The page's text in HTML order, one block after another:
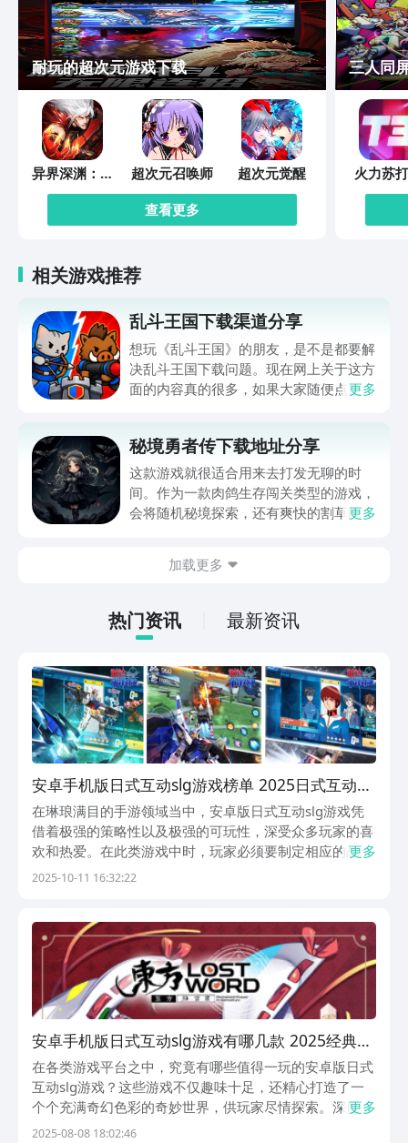
耐玩的超次元游戏下载
异界深渊：觉
醒
超次元召唤师
超次元觉醒
查看更多
三人同
火力苏
相关游戏推荐
乱斗王国下载渠道分享
想玩《乱斗王国》的朋友，是不是都要解
决乱斗王国下载问题。现在网上关于这方
面的内容真的很多，如果大家随便点击陌
app进行下载会更加方便，九游是手游福
利最多的游戏平台，在这里不仅能够看到
游戏资源，还能及时查看后续的消息、活
动内容等相关信息。
更多
秘境勇者传下载地址分享
这款游戏就很适合用来去打发无聊的时
间。作为一款肉鸽生存闯关类型的游戏，
会将随机秘境探索，还有爽快的割草闯关
接就可以下载。游戏的上手门槛还是比较
打发无聊的时间，可玩性真的比较高。
更多
加载更多
热门资讯 最新资讯
安卓手机版日式互动slg游戏榜单 2025日式互动
slg安卓版游戏手机版有哪几款
在琳琅满目的手游领域当中，安卓版日式互动slg游戏凭
借着极强的策略性以及极强的可玩性，深受众多玩家的喜
欢和热爱。在此类游戏中时，玩家必须要制定相应的战略
以及战术，比如要结合地形地貌以及其中角色的类型，制
更多
2025-10-11 16:32:22
安卓手机版日式互动slg游戏有哪几款 2025经典的
安卓版日式slg游戏介绍
在各类游戏平台之中，究竟有哪些值得一玩的安卓版日式
互动slg游戏？这些游戏不仅趣味十足，还精心打造了一
个个充满奇幻色彩的奇妙世界，供玩家尽情探索。深度与
挑战性实现了巧妙且和谐的交融。这种融合并非生硬拼
更多
2025-08-08 18:02:46